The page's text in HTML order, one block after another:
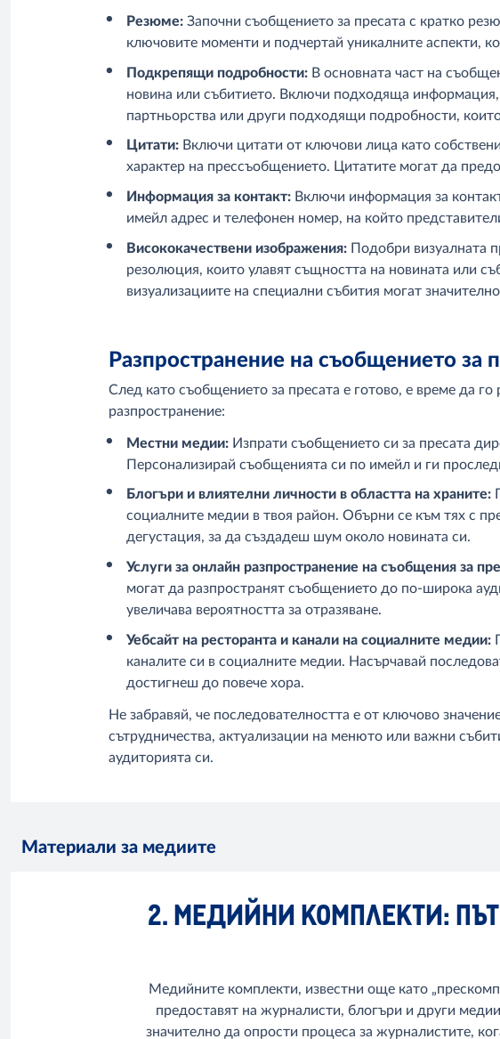
Резюме: Започни съобщението за пресата с кратко
ключовите моменти и подчертай уникалните аспекти,
Подкрепящи подробности: В основната част на
новина или събитието. Включи подходяща
партньорства или други подходящи подробности,
Цитати: Включи цитати от ключови лица като
характер на прессъобщението. Цитатите могат да
Информация за контакт: Включи информация за
имейл адрес и телефонен номер, на който
Висококачествени изображения: Подобри визуалната
резолюция, които улавят същността на новината или
визуализациите на специални събития могат
Разпространение на съобщението за
След като съобщението за пресата е готово, е време да
разпространение:
Местни медии: Изпрати съобщението си за пресата
Персонализирай съобщенията си по имейл и ги
Блогъри и влиятелни личности в областта на храните:
социалните медии в твоя район. Обърни се към тях с
дегустация, за да създадеш шум около новината си.
Услуги за онлайн разпространение на съобщения за
могат да разпространят съобщението до по-широка
увеличава вероятността за отразяване.
Уебсайт на ресторанта и канали на социалните медии:
каналите си в социалните медии. Насърчавай
достигнеш до повече хора.
Не забравяй, че последователността е от ключово
сътрудничества, актуализации на менюто или важни
аудиторията си.
Материали за медиите
2. МЕДИЙНИ КОМПЛЕКТИ:
Медийните комплекти, известни още като
предоставят на журналисти, блогъри и други
значително да опрости процеса за журналистите,